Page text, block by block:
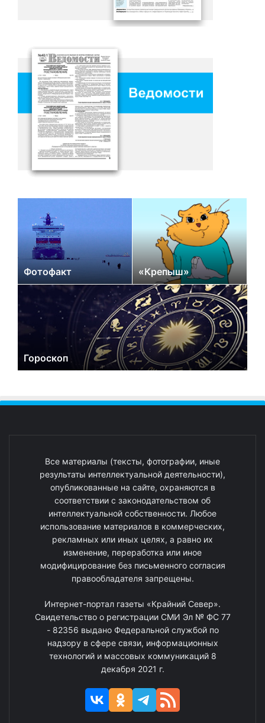
Фотофакт «Крепыш»
Гороскоп
Все материалы (тексты, фотографии, иные
результаты интеллектуальной деятельности),
опубликованные на сайте, охраняются в
соответствии с законодательством об
интеллектуальной собственности. Любое
использование материалов в коммерческих,
рекламных или иных целях, а равно их
изменение, переработка или иное
модифицирование без письменного согласия
правообладателя запрещены.
Интернет-портал газеты «Крайний Север».
Свидетельство о регистрации СМИ Эл № ФС 77
- 82356 выдано Федеральной службой по
надзору в сфере связи, информационных
технологий и массовых коммуникаций 8
декабря 2021 г.